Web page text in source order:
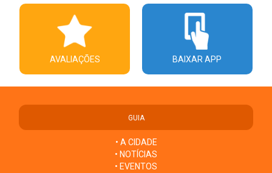
AVALIAÇÕES BAIXAR APP
GUIA
• A CIDADE
• NOTÍCIAS
• EVENTOS